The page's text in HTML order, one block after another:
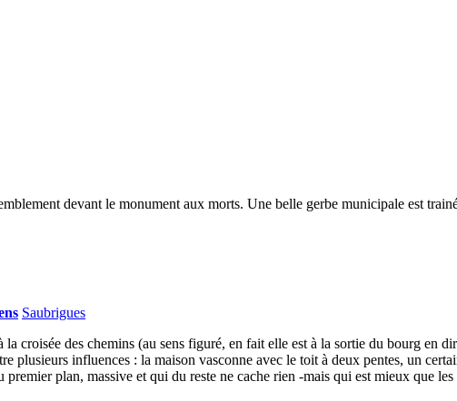
devant le monument aux morts. Une belle gerbe municipale est
Saubrigues
croisée des chemins (au sens figuré, en fait elle est à la sortie du bourg en
plusieurs influences : la maison vasconne avec le toit à deux pentes, un
plan, massive et qui du reste ne cache rien -mais qui est mieux que